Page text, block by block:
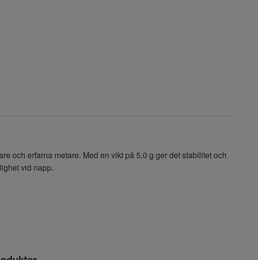
och erfarna metare. Med en vikt på 5,0 g ger det stabilitet och
vid napp.